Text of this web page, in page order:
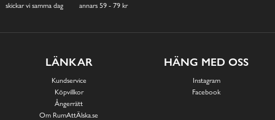
skickar vi samma dag
annars 59 - 79 kr
LÄNKAR
Kundservice
Köpvillkor
Ångerrätt
Om RumAttÄlska.se
HÄNG MED OSS
Instagram
Facebook